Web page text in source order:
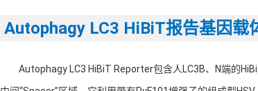
Autophagy LC3 HiBiT报告基因载
Autophagy LC3 HiBiT Reporter包含人LC3B、N端的